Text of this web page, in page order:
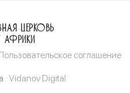
Церковь
Африки
соглашение
: Vidanov Digital